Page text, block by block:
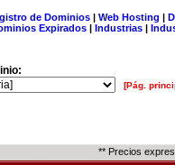
de Dominios| Web Hosting |
Expirados | Industrias |
[Pág.
** Precios